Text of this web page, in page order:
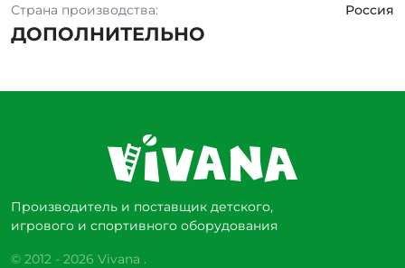
Страна производства:
Россия
ДОПОЛНИТЕЛЬНО
Производитель и поставщик детского,
игрового и спортивного оборудования
© 2012 - 2026 Vivana .